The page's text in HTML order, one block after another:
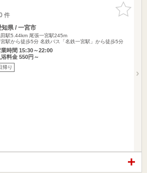
お気に入
りに追加
件
知県 / 一宮市
駅5.44km 尾張一宮駅245m
駅から徒歩5分 名鉄バス「名鉄一宮駅」から徒歩5分
業時間 15:30～22:00
浴料金 550円～
帰り